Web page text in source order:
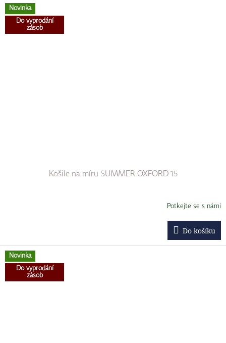
Novinka
Do vyprodání
zásob
Košile na míru SUMMER OXFORD 15
Potkejte se s námi
Do košíku
Novinka
Do vyprodání
zásob